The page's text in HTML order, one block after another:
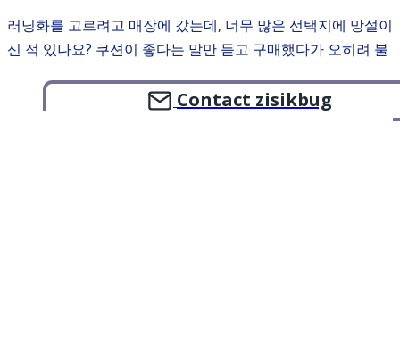
러닝화를 고르려고 매장에 갔는데, 너무 많은 선택지에 망설이
신 적 있나요? 쿠션이 좋다는 말만 듣고 구매했다가 오히려 불
택 시 미드풋 착지와 오프셋의 중요성에 …
Contact zisikbug